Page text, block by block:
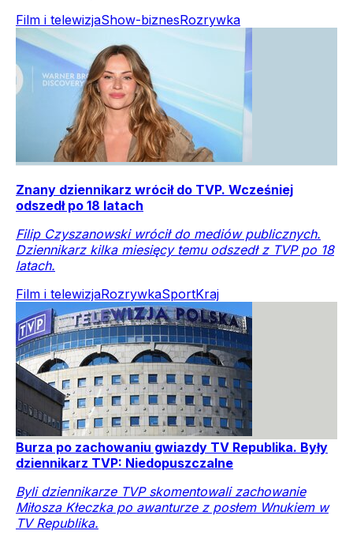
Film i telewizjaShow-biznesRozrywka
Znany dziennikarz wrócił do TVP. Wcześniej
odszedł po 18 latach
Filip Czyszanowski wrócił do mediów publicznych.
Dziennikarz kilka miesięcy temu odszedł z TVP po 18
latach.
Film i telewizjaRozrywkaSportKraj
Burza po zachowaniu gwiazdy TV Republika. Były
dziennikarz TVP: Niedopuszczalne
Byli dziennikarze TVP skomentowali zachowanie
Miłosza Kłeczka po awanturze z posłem Wnukiem w
TV Republika.